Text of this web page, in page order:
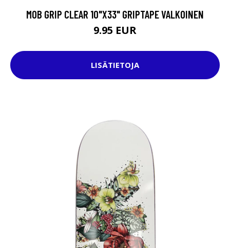
MOB GRIP CLEAR 10"X33" GRIPTAPE VALKOINEN
9.95 EUR
LISÄTIETOJA